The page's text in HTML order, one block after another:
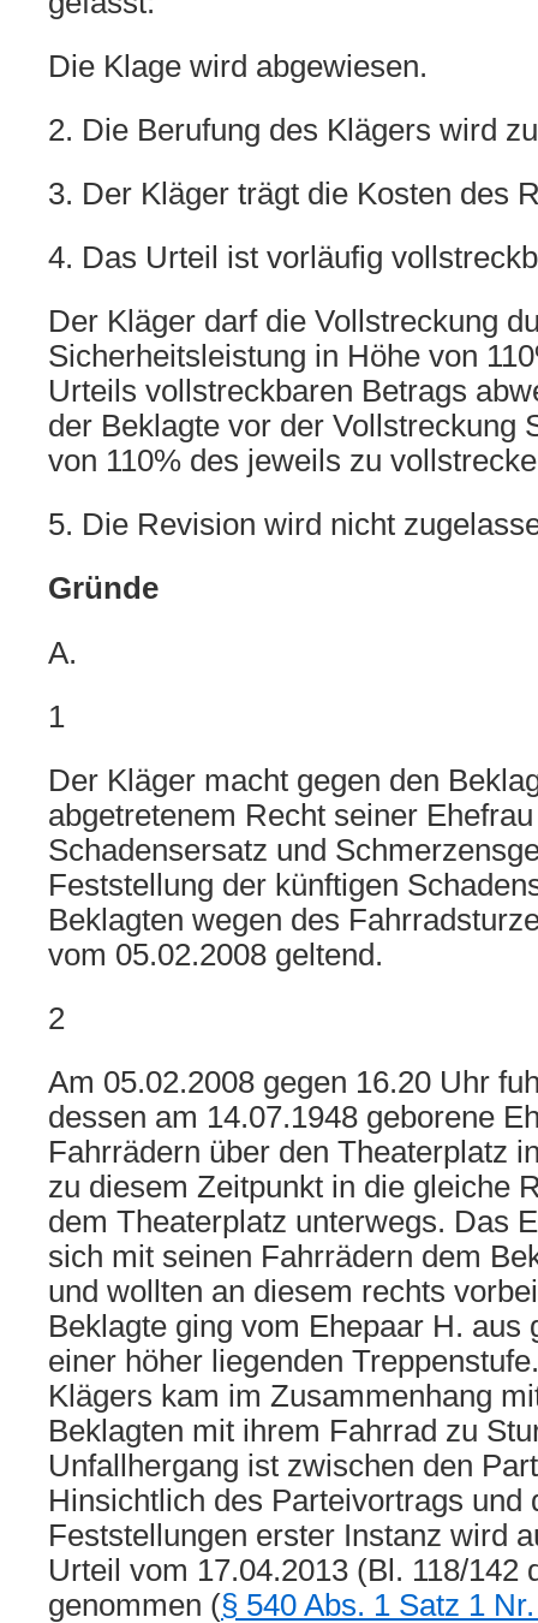
Die Klage wird abgewiesen.
2. Die Berufung des Klägers wird
3. Der Kläger trägt die Kosten des
4. Das Urteil ist vorläufig
Der Kläger darf die Vollstreckung
Sicherheitsleistung in Höhe von
Urteils vollstreckbaren Betrags
der Beklagte vor der Vollstreckung
von 110% des jeweils zu
5. Die Revision wird nicht
Gründe
A.
1
Der Kläger macht gegen den
abgetretenem Recht seiner
Schadensersatz und
Feststellung der künftigen
Beklagten wegen des
vom 05.02.2008 geltend.
2
Am 05.02.2008 gegen 16.20 Uhr
dessen am 14.07.1948 geborene
Fahrrädern über den Theaterplatz
zu diesem Zeitpunkt in die gleiche
dem Theaterplatz unterwegs. Das
sich mit seinen Fahrrädern dem
und wollten an diesem rechts
Beklagte ging vom Ehepaar H. aus
einer höher liegenden
Klägers kam im Zusammenhang
Beklagten mit ihrem Fahrrad zu
Unfallhergang ist zwischen den
Hinsichtlich des Parteivortrags und
Feststellungen erster Instanz wird
Urteil vom 17.04.2013 (Bl. 118/142
genommen (§ 540 Abs. 1 Satz 1